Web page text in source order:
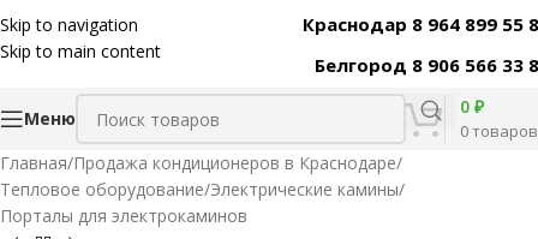
Skip to navigation
Skip to main content
Краснодар 8 964 899 55
Белгород 8 906 566 33
Меню
0товаров
0 ₽
Главная/Продажа кондиционеров в Краснодаре/
Тепловое оборудование/Электрические камины/
Порталы для электрокаминов
Код товара:31561